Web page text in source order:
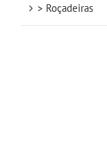
> Roçadeiras